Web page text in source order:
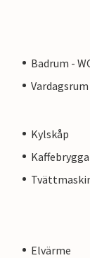
Badrum -
Kylskåp
Elvärme